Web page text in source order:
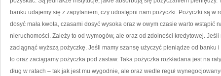
banku udajemy się z zapytaniem, czy udostępni nam pożyczki. Pożyczki są w
dosyć mała kwota, czasami dosyć wysoka oraz w owym czasie warto wstąpić
nieruchomości. Zależy to od wymogów, ale oraz od zdolności kredytowej.
zaciągnąć wyższą pożyczkę. Jeśli mamy szansę użyczyć pieniądze od banku
to oraz zaciągamy pożyczka pod zastaw. Taka pożyczka rozkładana jest na
dług w ratach – tak jak jest mu wygodnie, ale oraz wedle reguł